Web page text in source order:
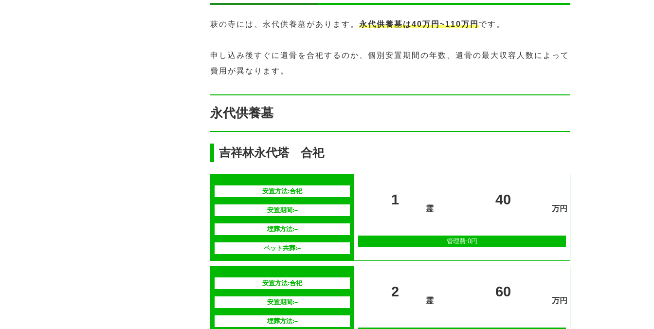
萩の寺には、永代供養墓があります。 永代供養墓は40万円~110万円です。
申し込み後すぐに遺骨を合祀するのか、個別安置期間の年数、遺骨の最大収容人数によって
費用が異なります。
永代供養墓
吉祥林永代塔 合祀
安置方法:合祀
安置期間:–
埋葬方法:–
ペット共葬:–
1
霊
40
万円
管理費:0円
安置方法:合祀
安置期間:–
埋葬方法:–
2
霊
60
万円